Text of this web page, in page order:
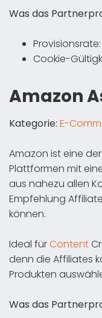
Was das
Cookie-
Amazon
Kategorie: E-
Amazon ist eine
Plattformen mit
aus nahezu allen
Empfehlung
können.
Ideal fürContent
denn die Affiliates
Produkten
Was das